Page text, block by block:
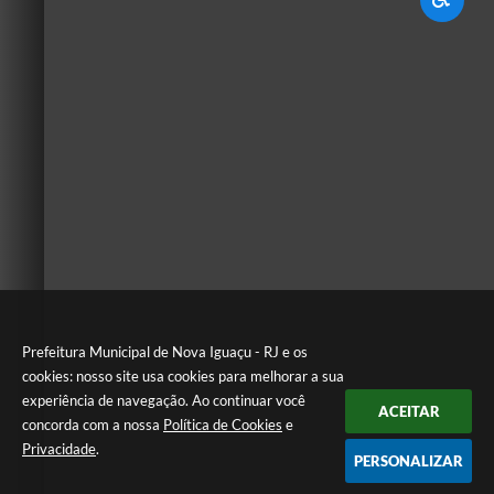
Prefeitura Municipal de Nova Iguaçu - RJ e os
cookies: nosso site usa cookies para melhorar a sua
experiência de navegação. Ao continuar você
concorda com a nossa Política de Cookies e
Privacidade.
ACEITAR
PERSONALIZAR